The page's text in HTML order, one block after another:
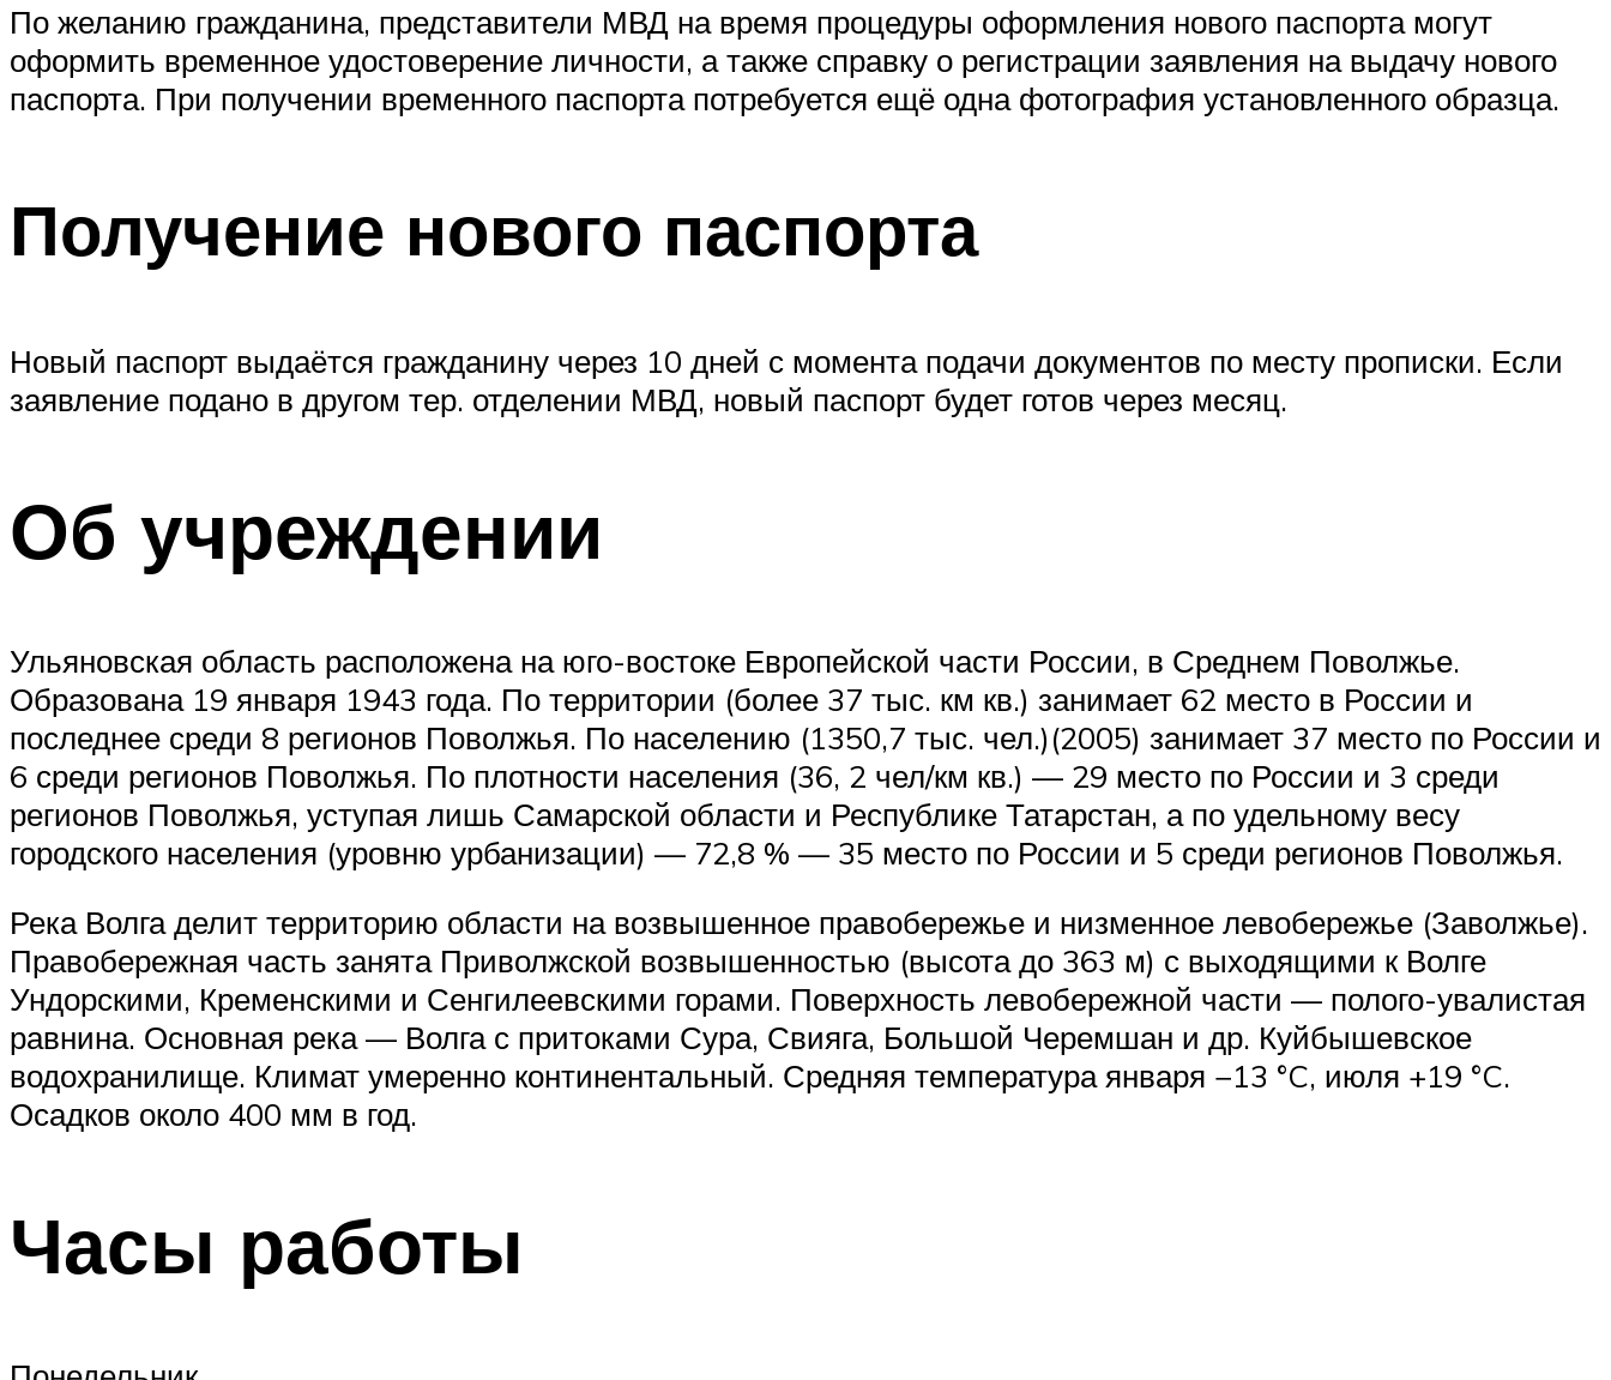
По желанию гражданина, представители МВД на время процедуры оформления нового паспорта могут
оформить временное удостоверение личности, а также справку о регистрации заявления на выдачу нового
паспорта. При получении временного паспорта потребуется ещё одна фотография установленного образца.
Получение нового паспорта
Новый паспорт выдаётся гражданину через 10 дней с момента подачи документов по месту прописки. Если
заявление подано в другом тер. отделении МВД, новый паспорт будет готов через месяц.
Об учреждении
Ульяновская область расположена на юго-востоке Европейской части России, в Среднем Поволжье.
Образована 19 января 1943 года. По территории (более 37 тыс. км кв.) занимает 62 место в России и
последнее среди 8 регионов Поволжья. По населению (1350,7 тыс. чел.)(2005) занимает 37 место по России и
6 среди регионов Поволжья. По плотности населения (36, 2 чел/км кв.) — 29 место по России и 3 среди
регионов Поволжья, уступая лишь Самарской области и Республике Татарстан, а по удельному весу
городского населения (уровню урбанизации) — 72,8 % — 35 место по России и 5 среди регионов Поволжья.
Река Волга делит территорию области на возвышенное правобережье и низменное левобережье (Заволжье).
Правобережная часть занята Приволжской возвышенностью (высота до 363 м) с выходящими к Волге
Ундорскими, Кременскими и Сенгилеевскими горами. Поверхность левобережной части — полого-увалистая
равнина. Основная река — Волга с притоками Сура, Свияга, Большой Черемшан и др. Куйбышевское
водохранилище. Климат умеренно континентальный. Средняя температура января −13 °C, июля +19 °C.
Осадков около 400 мм в год.
Часы работы